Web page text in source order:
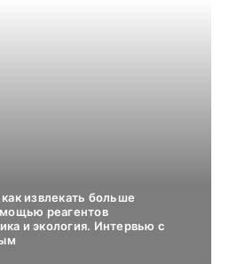
извлекать больше
реагентов
и экология. Интервью с